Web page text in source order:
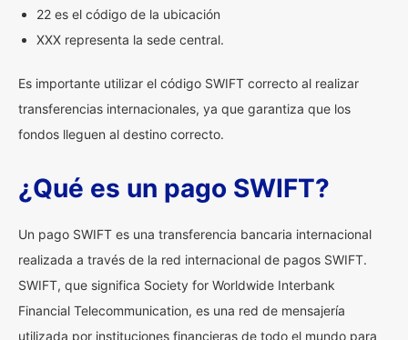
22 es el código de la ubicación
XXX representa la sede central.
Es importante utilizar el código SWIFT correcto al realizar
transferencias internacionales, ya que garantiza que los
fondos lleguen al destino correcto.
¿Qué es un pago SWIFT?
Un pago SWIFT es una transferencia bancaria internacional
realizada a través de la red internacional de pagos SWIFT.
SWIFT, que significa Society for Worldwide Interbank
Financial Telecommunication, es una red de mensajería
utilizada por instituciones financieras de todo el mundo para